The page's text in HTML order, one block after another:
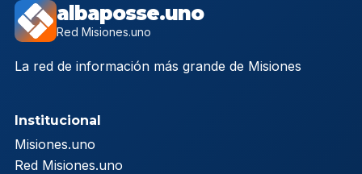
albaposse.uno
Red Misiones.uno
La red de información más grande de Misiones
Institucional
Misiones.uno
Red Misiones.uno